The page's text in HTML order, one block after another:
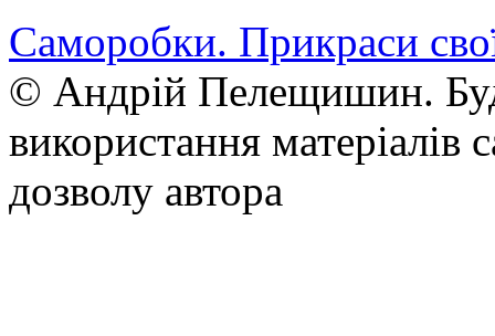
Саморобки. Прикраси
© Андрій Пелещишин.
використання матеріалів
дозволу автора